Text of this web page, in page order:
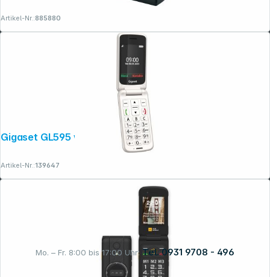
Mo. – Fr. 8:00 bis 17:00 Uhr: Tel. 0931 9708 - 496
Artikel-Nr.:885880
Gigaset GL595 weiß
Artikel-Nr.:139647